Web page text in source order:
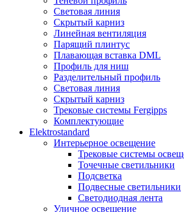
Световая линия
Скрытый карниз
Линейная вентиляция
Парящий плинтус
Плавающая вставка DML
Профиль для ниш
Разделительный профиль
Световая линия
Скрытый карниз
Трековые системы Fergipps
Комплектующие
Elektrostandard
Интерьерное освещение
Трековые системы
Точечные светильники
Подсветка
Подвесные светильники
Светодиодная лента
Уличное освещение